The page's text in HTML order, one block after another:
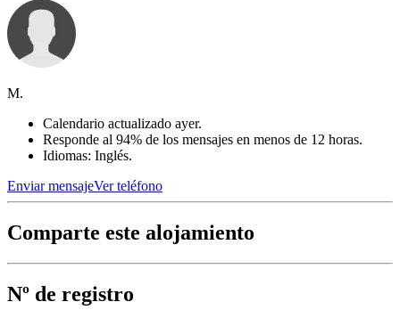
M.
Calendario actualizado ayer.
Responde al 94% de los mensajes en menos de 12 horas.
Idiomas: Inglés.
Enviar mensajeVer teléfono
Comparte este alojamiento
Nº de registro